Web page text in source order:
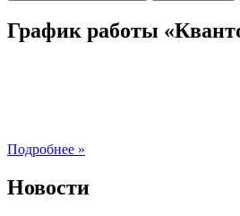
График работы
Подробнее »
Новости